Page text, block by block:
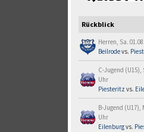
Rückblick
Herren, Sa.
Beilrodevs.
C-Jugend (U15),
Uhr
Piesteritz vs.
B-Jugend (U17),
Uhr
Eilenburgvs.